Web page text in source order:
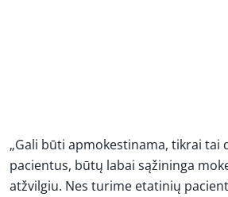
„Gali būti apmokestinama, tikrai tai
pacientus, būtų labai sąžininga
atžvilgiu. Nes turime etatinių